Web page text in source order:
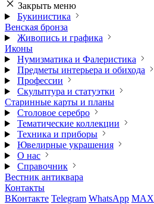
Закрыть меню
Букинистика
Венская бронза
Живопись и графика
Иконы
Нумизматика и Фалеристика
Предметы интерьера и обихода
Профессии
Скульптура и статуэтки
Старинные карты и планы
Столовое серебро
Тематические коллекции
Техника и приборы
Ювелирные украшения
О нас
Справочник
Вестник антиквара
Контакты
ВКонтакте Telegram WhatsApp MAX